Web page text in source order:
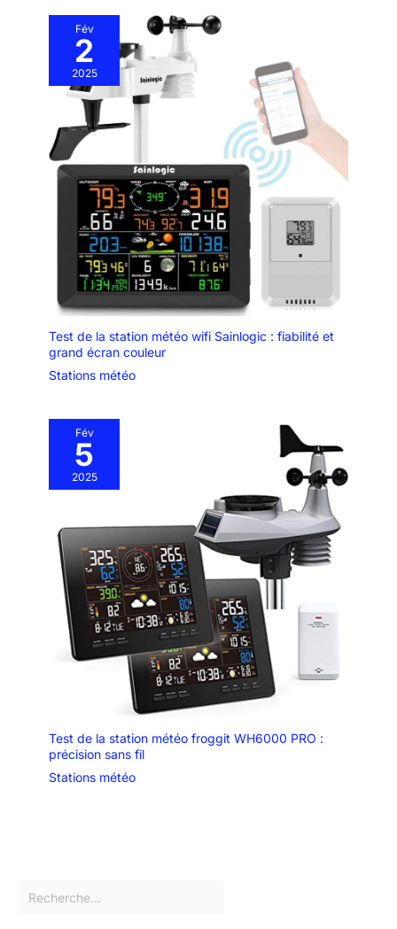
Fév
2
2025
Test de la station météo wifi Sainlogic : fiabilité et
grand écran couleur
Stations météo
Fév
5
2025
Test de la station météo froggit WH6000 PRO :
précision sans fil
Stations météo